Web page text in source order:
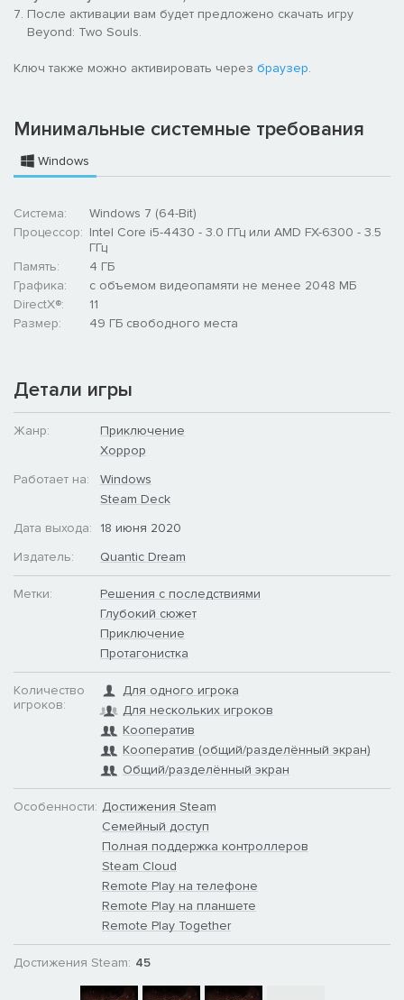
Версия Beyond: Two Souls для ПК обладает потрясающей
графикой в разрешении 4K, поддерживает 60 кадр/с и
совместима с ультраширокими мониторами (21:9).
После активации вам будет предложено скачать игру
Beyond: Two Souls.
Ключ также можно активировать через браузер.
Минимальные системные требования
Windows
Система:
Windows 7 (64-Bit)
Процессор: Intel Core i5-4430 - 3.0 ГГц или AMD FX-6300 - 3.5
ГГц
Память:
4 ГБ
Графика:
с объемом видеопамяти не менее 2048 МБ
DirectX®:
11
Размер:
49 ГБ свободного места
Детали игры
Жанр:
Приключение
Хоррор
Работает на:
Windows
Steam Deck
Дата выхода:
18 июня 2020
Издатель:
Quantic Dream
Метки:
Решения с последствиями
Глубокий сюжет
Приключение
Протагонистка
Количество
игроков:
Для одного игрока
Для нескольких игроков
Кооператив
Кооператив (общий/разделённый экран)
Общий/разделённый экран
Особенности: Достижения Steam
Семейный доступ
Полная поддержка контроллеров
Steam Cloud
Remote Play на телефоне
Remote Play на планшете
Remote Play Together
Достижения Steam: 45